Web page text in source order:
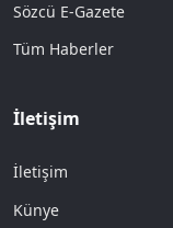
Sözcü E-Gazete
Tüm Haberler
İletişim
İletişim
Künye